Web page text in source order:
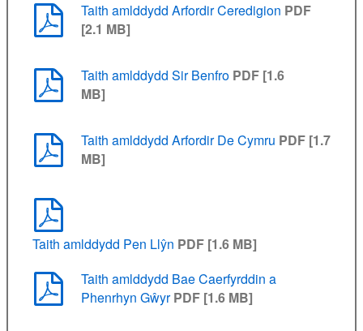
Taith amlddydd Arfordir Ceredigion PDF
[2.1 MB]
Taith amlddydd Sir Benfro PDF [1.6
MB]
Taith amlddydd Arfordir De Cymru PDF [1.7
MB]
Taith amlddydd Pen Llŷn PDF [1.6 MB]
Taith amlddydd Bae Caerfyrddin a
Phenrhyn Gŵyr PDF [1.6 MB]